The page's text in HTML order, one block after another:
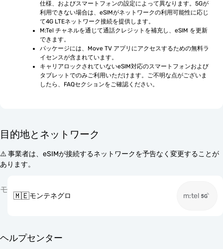
仕様、およびスマートフォンの設定によって異なります。5Gが
利用できない場合は、eSIMがネットワークの利用可能性に応じ
て4G LTEネットワーク接続を提供します。
M:Tel チャネルを通じて通話クレジットを補充し、eSIM を更新
できます。
パッケージには、Move TV アプリにアクセスするための無料ラ
イセンスが含まれています。
キャリアロックされていないeSIM対応のスマートフォンおよび
タブレットでのみご利用いただけます。ご不明な点がございま
したら、FAQセクションをご確認ください。
目的地とネットワーク
⚠️ 事業者は、eSIMが接続するネットワークを予告なく変更することが
あります。
モ
🇲🇪モンテネグロ m:tel
ヘルプセンター